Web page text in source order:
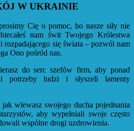
W UKRAINIE
Cię o pomoc, bo nasze siły nie
nam świt Twojego Królestwa
rozpadającego się świata – pozwól nam
Ono pośród nas.
do serc szefów firm, aby ponad
potrzeby ludzi i słyszeli lamenty
wlewasz swojego ducha pojednania
aby wypełniali swoje często
wspólne drogi uzdrowienia.